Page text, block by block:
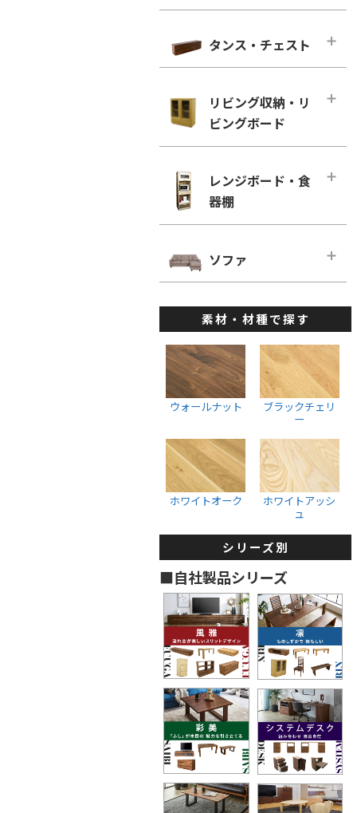
シンプルタイプ
ウォールナット
ホワイトオーク
ホワイトオーク
ホワイトアッシュ
ブラックチェリー
ホワイトオーク
ホワイトアッシュ
リビングチェア
デスクチェア・オフィスチェア
ベンチ
ウォールナット
ブラックチェリー
ホワイトアッシュ
スツール
■幅160cm
幅160cm－奥行き60cm
■幅180cm
幅180cm－奥行き46cm
幅180cm－奥行き60cm
■幅200cm
幅200cm－奥行き46cm
幅200cm－奥行き60cm
■幅220cm
幅220cm－奥行き46cm
幅220cmー奥行き60cm
■幅240cm
幅240cm－奥行き46cm
幅240cmー奥行き60cm
タンス・チェスト
ローチェスト
幅100cm未満
幅150cm～200cm未満
幅200cm以上
ブラックチェリー
ホワイトオーク
ホワイトアッシュ
幅100cm未満
幅100cm～150cm未満
幅150cm～200cm未満
幅200cm以上
ウォールナット
ブラックチェリー
ホワイトアッシュ
タンス・着物箪笥
リビング収納・リ
ビングボード
インページ
キャビネット・サイドボード
ウォールナット
ブラックチェリー
棚・ラック・シェルフ
ウォールナット
ブラックチェリー
ホワイトオーク
収納ボックス
レンジボード・食
器棚
ジ
レンジボード
ソファ
カウチソファ
1人掛けソファ
2人掛けソファ
3人掛けソファ
ブラックチェリー
ホワイトオーク
素材・材種で探す
ウォールナット
ブラックチェリ
ー
ホワイトオーク
ホワイトアッシ
ュ
シリーズ別
■自社製品シリーズ